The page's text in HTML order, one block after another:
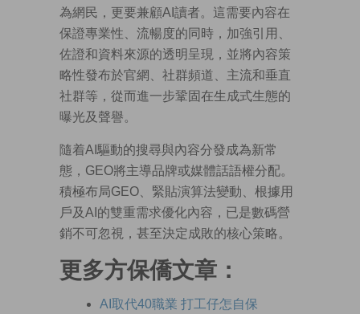
為網民，更要兼顧AI讀者。這需要內容在
保證專業性、流暢度的同時，加強引用、
佐證和資料來源的透明呈現，並將內容策
略性發布於官網、社群頻道、主流和垂直
社群等，從而進一步鞏固在生成式生態的
曝光及聲譽。
隨着AI驅動的搜尋與內容分發成為新常
態，GEO將主導品牌或媒體話語權分配。
積極布局GEO、緊貼演算法變動、根據用
戶及AI的雙重需求優化內容，已是數碼營
銷不可忽視，甚至決定成敗的核心策略。
更多方保僑文章：
AI取代40職業 打工仔怎自保